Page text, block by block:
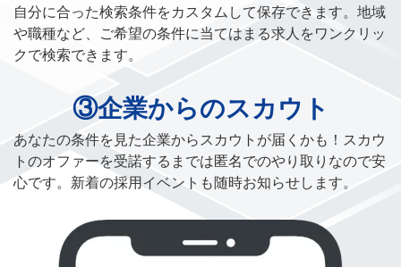
自分に合った検索条件をカスタムして保存できます。地域
や職種など、ご希望の条件に当てはまる求人をワンクリッ
クで検索できます。
③企業からのスカウト
あなたの条件を見た企業からスカウトが届くかも！スカウ
トのオファーを受諾するまでは匿名でのやり取りなので安
心です。新着の採用イベントも随時お知らせします。